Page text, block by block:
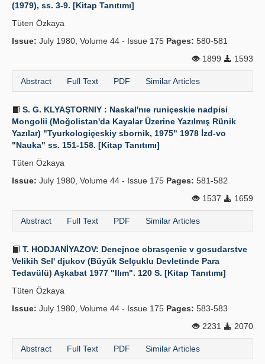
(1979), ss. 3-9. [Kitap Tanıtımı]
Tüten Özkaya
Issue: July 1980, Volume 44 - Issue 175 Pages: 580-581
1899
1593
Abstract Full Text PDF Similar Articles
S. G. KLYAŞTORNIY : Naskal'nıe runiçeskie nadpisi
Mongolii (Moğolistan'da Kayalar Üzerine Yazılmış Rünik
Yazılar) "Tyurkologiçeskiy sbornik, 1975" 1978 İzd-vo
"Nauka" ss. 151-158. [Kitap Tanıtımı]
Tüten Özkaya
Issue: July 1980, Volume 44 - Issue 175 Pages: 581-582
1537
1659
Abstract Full Text PDF Similar Articles
T. HODJANİYAZOV: Denejnoe obrasçenie v gosudarstve
Velikih Sel' djukov (Büyük Selçuklu Devletinde Para
Tedavülü) Aşkabat 1977 "Ilım". 120 S. [Kitap Tanıtımı]
Tüten Özkaya
Issue: July 1980, Volume 44 - Issue 175 Pages: 583-583
2231
2070
Abstract Full Text PDF Similar Articles